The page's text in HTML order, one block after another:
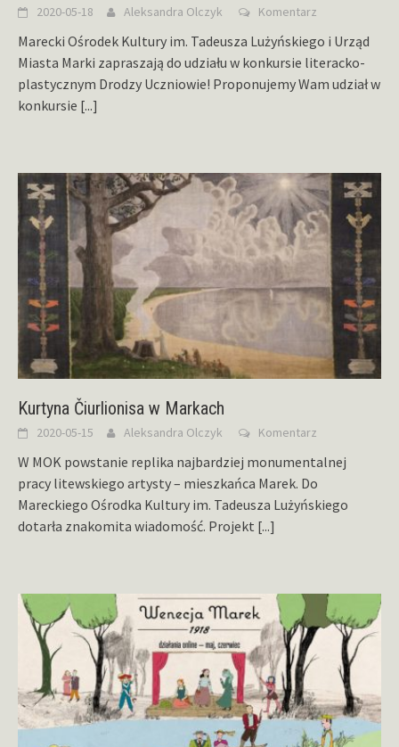
2020-05-18 Aleksandra Olczyk Komentarz
Marecki Ośrodek Kultury im. Tadeusza Lużyńskiego i Urząd
Miasta Marki zapraszają do udziału w konkursie literacko-
plastycznym Drodzy Uczniowie! Proponujemy Wam udział w
konkursie [...]
Kurtyna Čiurlionisa w Markach
2020-05-15 Aleksandra Olczyk Komentarz
W MOK powstanie replika najbardziej monumentalnej
pracy litewskiego artysty – mieszkańca Marek. Do
Mareckiego Ośrodka Kultury im. Tadeusza Lużyńskiego
dotarła znakomita wiadomość. Projekt [...]